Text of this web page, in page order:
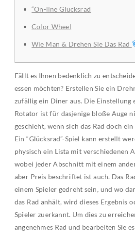
“On-line Glücksrad
Color Wheel
Wie Man & Drehen Sie Das Rad
Fällt es Ihnen bedenklich zu
essen möchten? Erstellen Sie ein
zufällig ein Diner aus. Die Einstellung
Rotator ist für dasjenige bloße Auge
geschieht, wenn sich das Rad doch
Ein “Glücksrad”-Spiel kann erstellt
physisch ein Lista mit verschiedenen
wobei jeder Abschnitt mit einem
aber Preis beschriftet ist auch. Das
einem Spieler gedreht sein, und wo
das Rad anhält, wird dieses Ergebnis
Spieler zuerkannt. Um dies zu
angenehmes Rad und bearbeiten Sie